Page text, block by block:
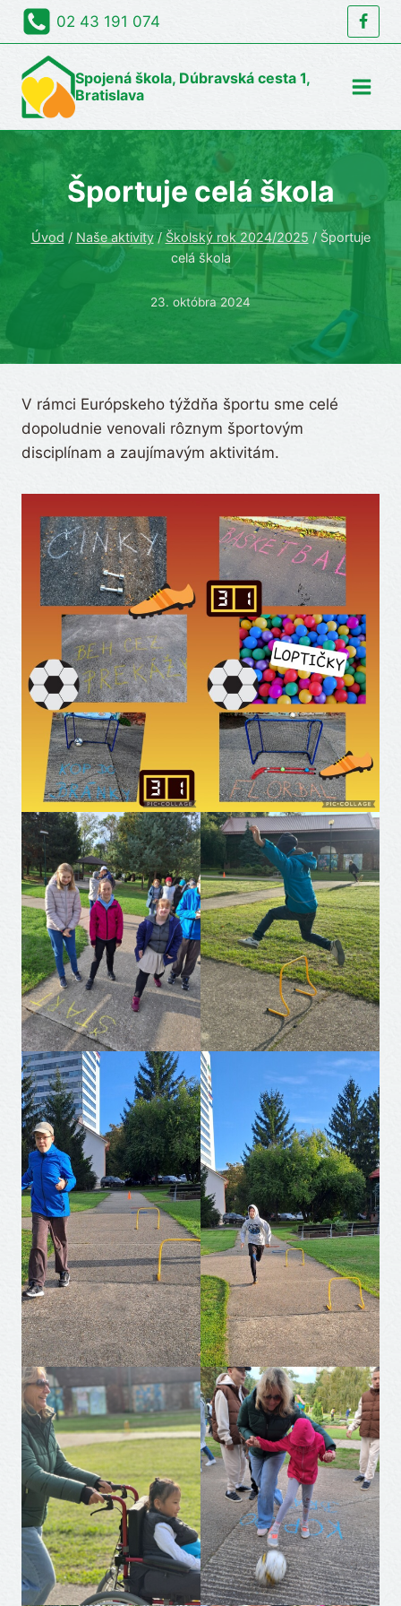
Skip
content
02 43 191 074
Spojená škola, Dúbravská cesta 1,
Bratislava
Športuje celá škola
Úvod / Naše aktivity/Školský rok 2024/2025 / Športuje
celá škola
23. októbra 2024
V rámci Európskeho týždňa športu sme celé
dopoludnie venovali rôznym športovým
disciplínam a zaujímavým aktivitám.